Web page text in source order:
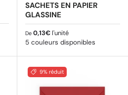
SACHETS EN PAPIER
GLASSINE
Prix habituel
De 0,13€ l'unité
5 couleurs disponibles
9% réduit